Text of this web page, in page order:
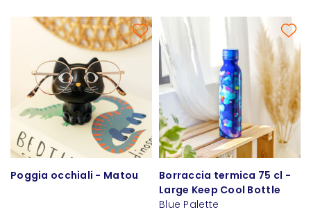
Poggia occhiali - Matou
Borraccia termica 75 cl -
Large Keep Cool Bottle
Blue Palette